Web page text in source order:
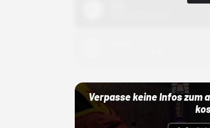
Verpasse keine Infos zum